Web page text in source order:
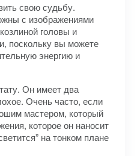
свою судьбу.
с изображениями
головы и
поскольку вы можете
энергию и
Он имеет два
Очень часто, если
мастером, который
которое он наносит
на тонком плане